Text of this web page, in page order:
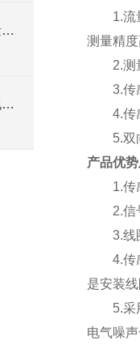
涡街流量计与热式气体质量流量计的区别
气体超声流量计的实流标定与现场应用
1.流
测量精
2.测
3.传
4.传
5.双
产品优
1.传
2.信
3.线
4.传
是安装
5.采
电气噪